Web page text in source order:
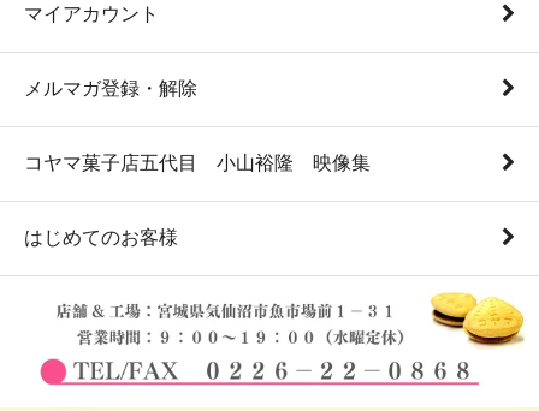
マイアカウント
メルマガ登録・解除
コヤマ菓子店五代目 小山裕隆 映像集
はじめてのお客様